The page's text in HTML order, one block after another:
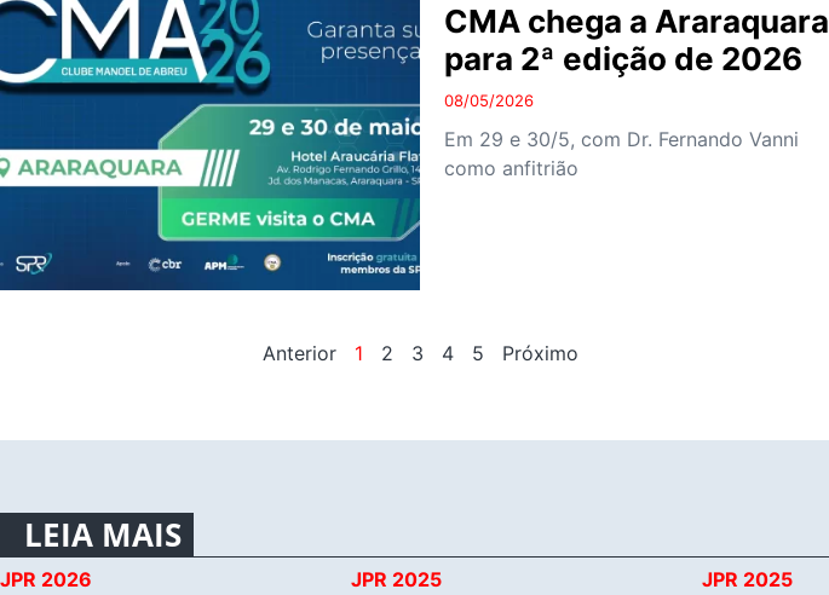
CMA chega a Araraquara
para 2ª edição de 2026
08/05/2026
Em 29 e 30/5, com Dr. Fernando Vanni
como anfitrião
Anterior 1 2 3 4 5 Próximo
LEIA MAIS
JPR 2026 JPR 2025 JPR 2025